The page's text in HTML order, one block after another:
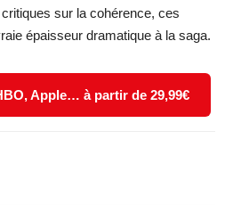
sur la cohérence, ces
épaisseur dramatique à la saga.
Apple… à partir de 29,99€